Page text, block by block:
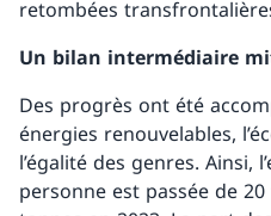
retombées
Un bilan intermédiaire
Des progrès ont été
énergies renouvelables,
l’égalité des genres. Ainsi,
personne est passée de